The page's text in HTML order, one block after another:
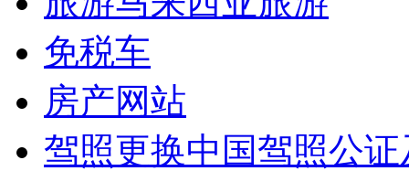
免税车
房产网站
驾照更换中国驾照公